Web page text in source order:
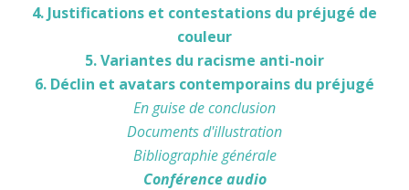
4. Justifications et contestations du préjugé de
couleur
5. Variantes du racisme anti-noir
6. Déclin et avatars contemporains du préjugé
En guise de conclusion
Documents d'illustration
Bibliographie générale
Conférence audio